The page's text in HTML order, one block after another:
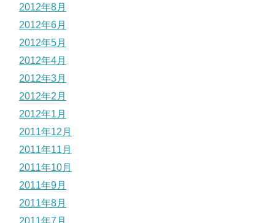
2012年8月
2012年6月
2012年5月
2012年4月
2012年3月
2012年2月
2012年1月
2011年12月
2011年11月
2011年10月
2011年9月
2011年8月
2011年7月